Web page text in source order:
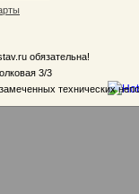
обязательна!
3/3
технических